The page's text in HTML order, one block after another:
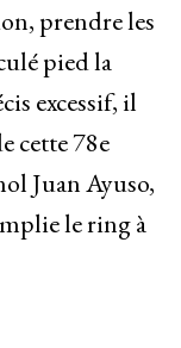
prendre les
pied la
excessif, il
cette 78e
Juan Ayuso,
le ring à